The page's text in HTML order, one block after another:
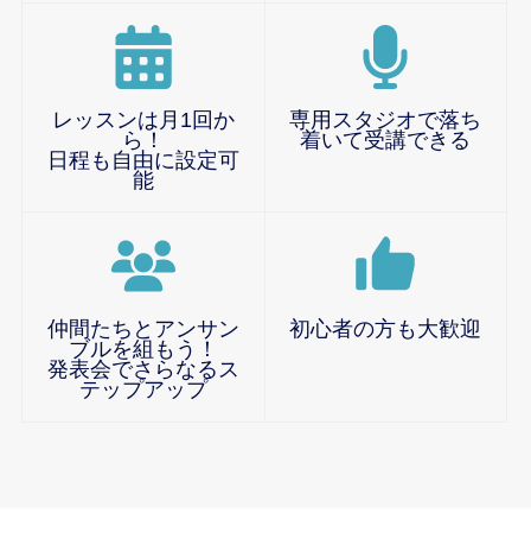
レッスンは月1回か
ら！
日程も自由に設定可
能
専用スタジオで落ち
着いて受講できる
仲間たちとアンサン
ブルを組もう！
発表会でさらなるス
テップアップ
初心者の方も大歓迎